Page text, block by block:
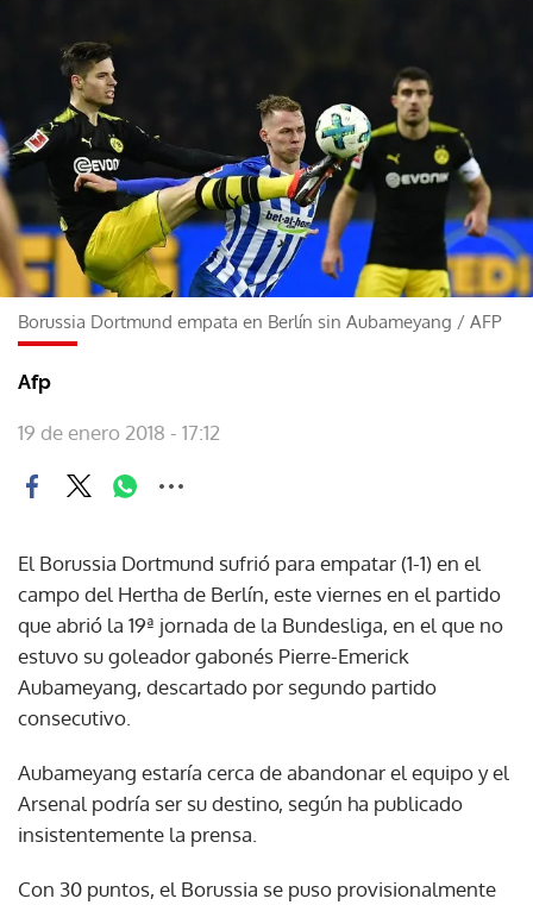
Borussia Dortmund empata en Berlín sin Aubameyang / AFP
Afp
19 de enero 2018 - 17:12
El Borussia Dortmund sufrió para empatar (1-1) en el
campo del Hertha de Berlín, este viernes en el partido
que abrió la 19ª jornada de la Bundesliga, en el que no
estuvo su goleador gabonés Pierre-Emerick
Aubameyang, descartado por segundo partido
consecutivo.
Aubameyang estaría cerca de abandonar el equipo y el
Arsenal podría ser su destino, según ha publicado
insistentemente la prensa.
Con 30 puntos, el Borussia se puso provisionalmente